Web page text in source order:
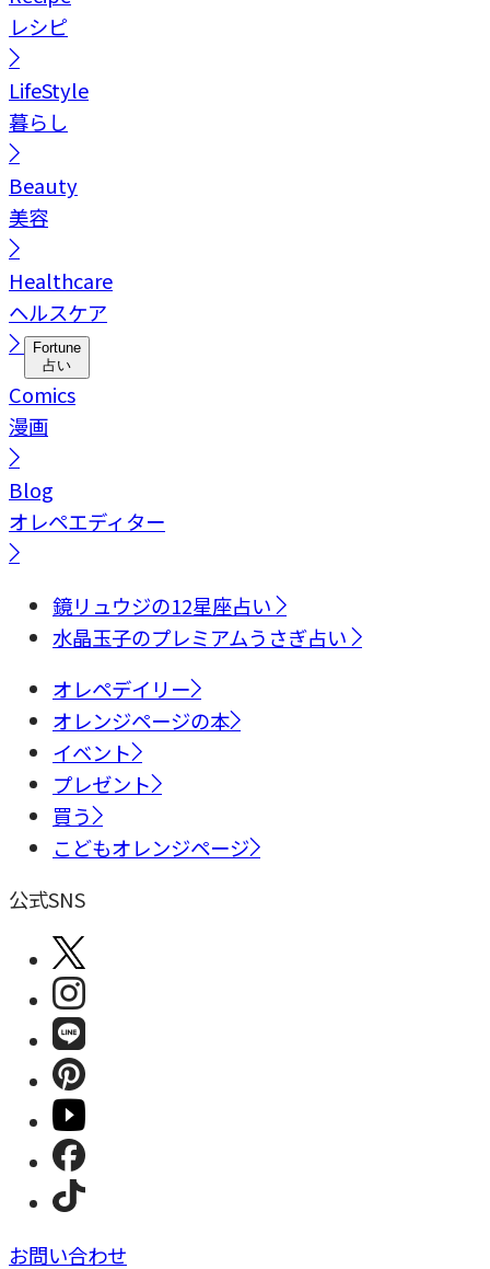
レシピ
LifeStyle
暮らし
Beauty
美容
Healthcare
ヘルスケア
Fortune
占い
Comics
漫画
Blog
オレペエディター
鏡リュウジの12星座占い
水晶玉子のプレミアムうさぎ占い
オレペデイリー
オレンジページの本
イベント
プレゼント
買う
こどもオレンジページ
公式SNS
お問い合わせ